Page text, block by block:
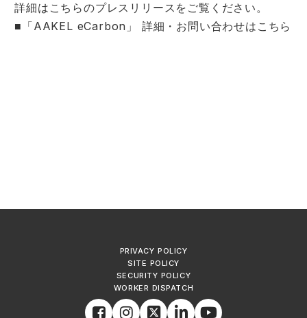
詳細は こちらのプレスリリース をご覧ください。
■「AAKEL eCarbon」 詳細・お問い合わせは こちら
PRIVACY POLICY
SITE POLICY
SECURITY POLICY
WORKER DISPATCH